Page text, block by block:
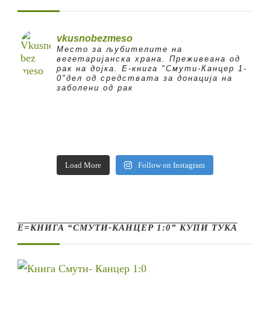
vkusnobezmeso
Место за љубителите на
вегетаријанска храна. Преживеана од
рак на дојка.
E-книга "Смути-Канцер 1-
0"дел од средствата за донација на
заболени од рак
Load More Follow on Instagram
Е=КНИГА “СМУТИ-КАНЦЕР 1:0” КУПИ ТУКА